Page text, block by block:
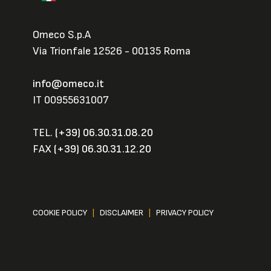
Omeco S.p.A
Via Trionfale 12526 - 00135 Roma
info@omeco.it
IT 00955631007
TEL. (+39) 06.30.31.08.20
FAX (+39) 06.30.31.12.20
COOKIE POLICY DISCLAIMER PRIVACY POLICY